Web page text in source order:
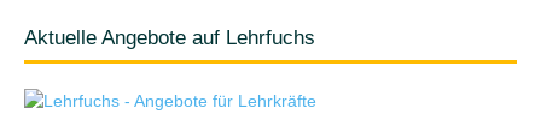
Aktuelle Angebote auf Lehrfuchs